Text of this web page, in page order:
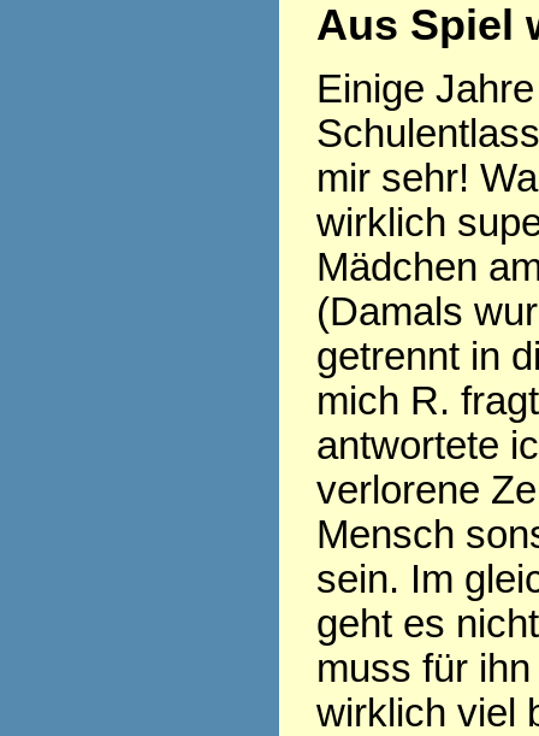
Aus Spiel
Einige
mir sehr!
wirklich
Mädchen
(Damals
getrennt in
mich R.
antwortete
verlorene
Mensch
sein. Im
geht es
muss für
wirklich viel